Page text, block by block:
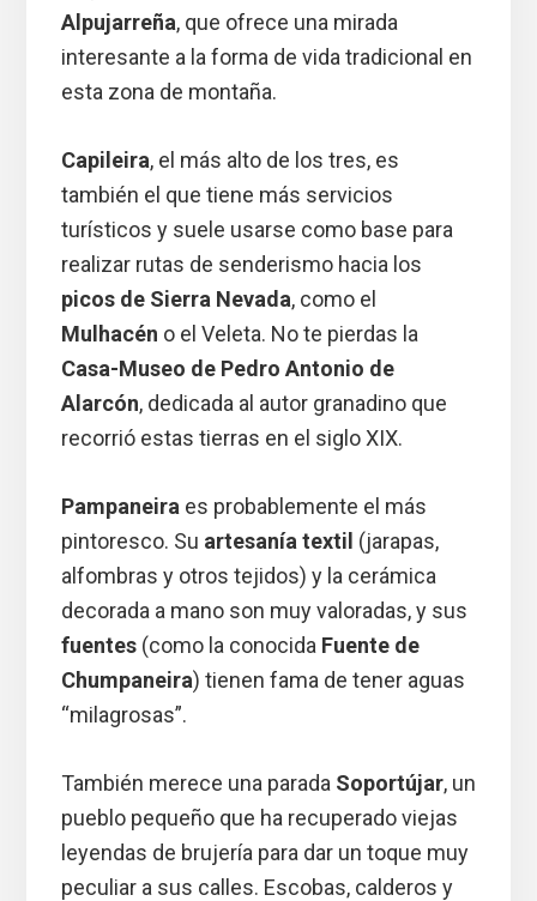
Alpujarreña, que ofrece una mirada
interesante a la forma de vida tradicional en
esta zona de montaña.
Capileira, el más alto de los tres, es
también el que tiene más servicios
turísticos y suele usarse como base para
realizar rutas de senderismo hacia los
picos de Sierra Nevada, como el
Mulhacén o el Veleta. No te pierdas la
Casa-Museo de Pedro Antonio de
Alarcón, dedicada al autor granadino que
recorrió estas tierras en el siglo XIX.
Pampaneira es probablemente el más
pintoresco. Su artesanía textil (jarapas,
alfombras y otros tejidos) y la cerámica
decorada a mano son muy valoradas, y sus
fuentes(como la conocida Fuente de
Chumpaneira) tienen fama de tener aguas
“milagrosas”.
También merece una parada Soportújar, un
pueblo pequeño que ha recuperado viejas
leyendas de brujería para dar un toque muy
peculiar a sus calles. Escobas, calderos y